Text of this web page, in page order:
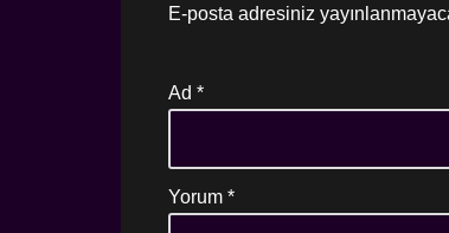
E-posta adresiniz
Ad *
Yorum *